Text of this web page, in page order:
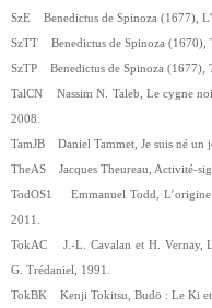
SzE Benedictus de Spinoza (1677),
SzTT Benedictus de Spinoza (1670),
SzTP Benedictus de Spinoza (1677),
TalCN Nassim N. Taleb, Le cygne
2008.
TamJB Daniel Tammet, Je suis né un
TheAS Jacques Theureau, Activité-
TodOS1 Emmanuel Todd, L’origine
2011.
TokAC J.-L. Cavalan et H. Vernay,
G. Trédaniel, 1991.
TokBK Kenji Tokitsu, Budō : Le Ki et